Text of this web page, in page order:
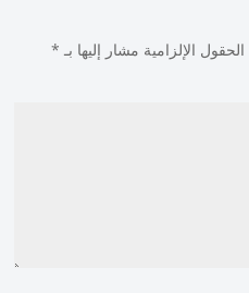
الحقول الإلزامية مشار إليها بـ *